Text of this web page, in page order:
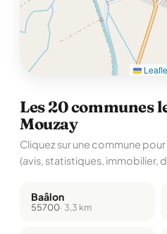
Les 20 communes
Mouzay
Cliquez sur une commune
(avis, statistiques, immobilier,
Baâlon
55700· 3,3 km